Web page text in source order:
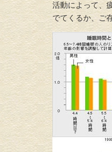
活動によって、
でてくるか、ご